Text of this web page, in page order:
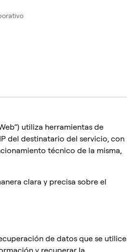
utiliza herramientas de
del destinatario del servicio, con
técnico de la misma,
clara y precisa sobre el
de datos que se utilice
y recuperar la